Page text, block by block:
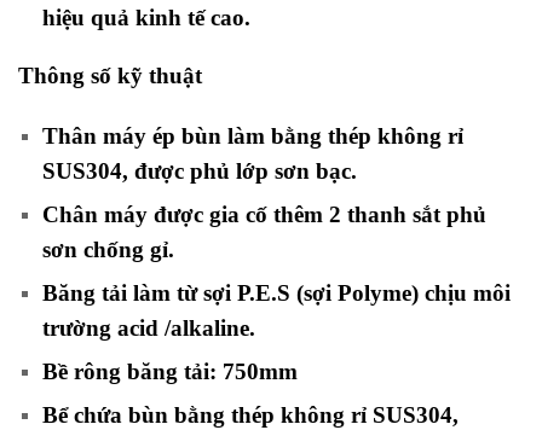
hiệu quả kinh tế cao.
Thông số kỹ thuật
Thân máy ép bùn làm bằng thép không rỉ
SUS304, được phủ lớp sơn bạc.
Chân máy được gia cố thêm 2 thanh sắt phủ
sơn chống gỉ.
Băng tải làm từ sợi P.E.S (sợi Polyme) chịu môi
trường acid /alkaline.
Bề rông băng tải: 750mm
Bể chứa bùn bằng thép không rỉ SUS304,